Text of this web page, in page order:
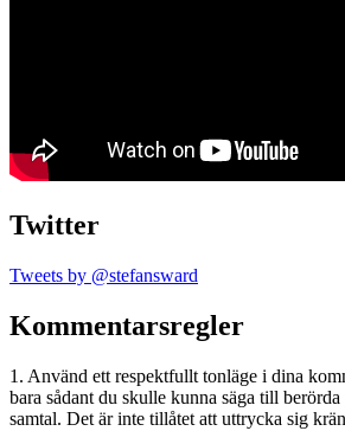
Twitter
Tweets by @stefansward
Kommentarsregler
1. Använd ett respektfullt tonläge i dina
bara sådant du skulle kunna säga till
samtal. Det är inte tillåtet att uttrycka sig